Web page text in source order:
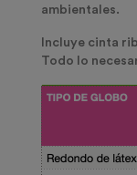
ambientales.
Incluye cinta
Todo lo